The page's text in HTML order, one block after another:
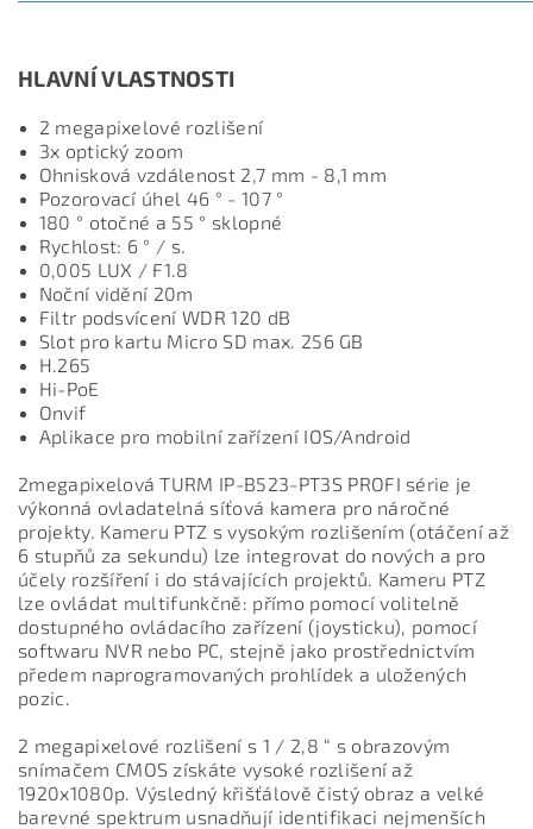
HLAVNÍ VLASTNOSTI
2 megapixelové rozlišení
3x optický zoom
Ohnisková vzdálenost 2,7 mm - 8,1 mm
Pozorovací úhel 46 ° - 107 °
180 ° otočné a 55 ° sklopné
Rychlost: 6 ° / s.
0,005 LUX / F1.8
Noční vidění 20m
Filtr podsvícení WDR 120 dB
Slot pro kartu Micro SD max. 256 GB
H.265
Hi-PoE
Onvif
Aplikace pro mobilní zařízení IOS/Android
2megapixelová TURM IP-B523-PT3S PROFI série je
výkonná ovladatelná síťová kamera pro náročné
projekty. Kameru PTZ s vysokým rozlišením (otáčení až
6 stupňů za sekundu) lze integrovat do nových a pro
účely rozšíření i do stávajících projektů. Kameru PTZ
lze ovládat multifunkčně: přímo pomocí volitelně
dostupného ovládacího zařízení (joysticku), pomocí
softwaru NVR nebo PC, stejně jako prostřednictvím
předem naprogramovaných prohlídek a uložených
pozic.
2 megapixelové rozlišení s 1 / 2,8 “ s obrazovým
snímačem CMOS získáte vysoké rozlišení až
1920x1080p. Výsledný křišťálově čistý obraz a velké
barevné spektrum usnadňují identifikaci nejmenších